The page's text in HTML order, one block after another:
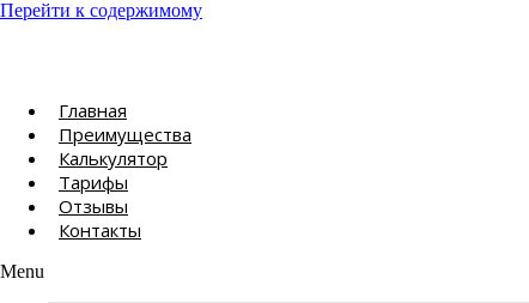
Перейти к содержимому
Главная
Преимущества
Калькулятор
Тарифы
Отзывы
Контакты
Menu